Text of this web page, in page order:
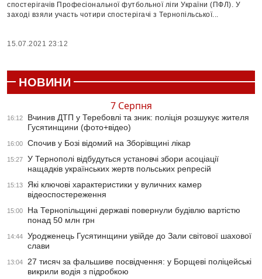
спостерігачів Професіональної футбольної ліги України (ПФЛ). У
заході взяли участь чотири спостерігачі з Тернопільської...
15.07.2021 23:12
НОВИНИ
7 Серпня
16:12
Вчинив ДТП у Теребовлі та зник: поліція розшукує жителя
Гусятинщини (фото+відео)
16:00 Спочив у Бозі відомий на Зборівщині лікар
15:27
У Тернополі відбудуться установчі збори асоціації
нащадків українських жертв польських репресій
15:13
Які ключові характеристики у вуличних камер
відеоспостереження
15:00
На Тернопільщині державі повернули будівлю вартістю
понад 50 млн грн
14:44
Уродженець Гусятинщини увійде до Зали світової шахової
слави
13:04
27 тисяч за фальшиве посвідчення: у Борщеві поліцейські
викрили водія з підробкою